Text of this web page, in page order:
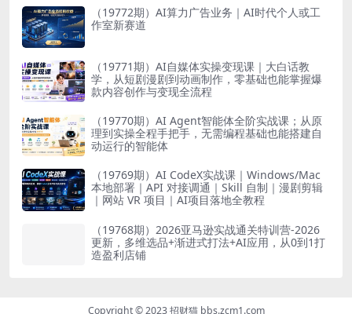
（19772期）AI算力广告业务｜AI时代个人或工
作室新赛道
（19771期）AI自媒体实操变现课｜大白话教
学，从短剧漫剧到动画制作，零基础也能掌握爆
款内容创作与变现全流程
（19770期）AI Agent智能体全阶实战课；从原
理到实操全程手把手，无需编程基础也能搭建自
动运行的智能体
（19769期）AI CodeX实战课｜Windows/Mac
本地部署｜API 对接调通｜Skill 自制｜漫剧剪辑
｜网站 VR 项目｜AI项目落地全教程
（19768期）2026亚马逊实战通关特训营-2026
更新，多维选品+渐进式打法+AI应用，从0到1打
造盈利店铺
Copyright © 2023 招财猫 bbs.zcm1.com